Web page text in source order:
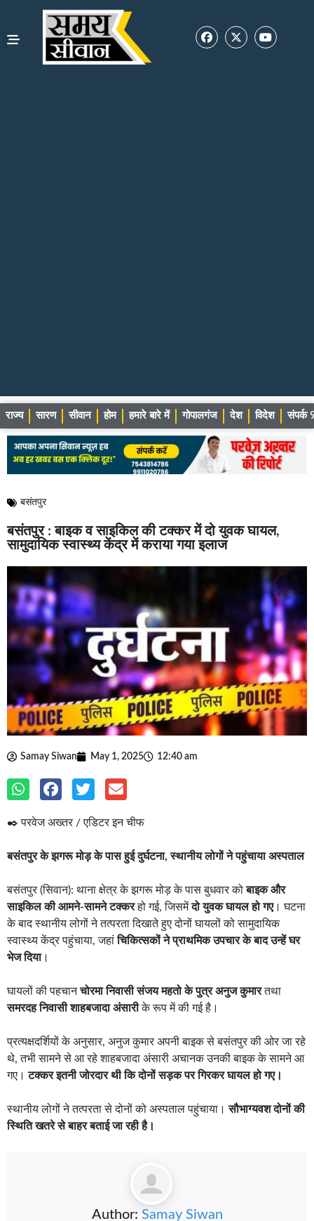
राज्य सारण सीवान होम हमारे बारे में गोपालगंज देश विदेश संपर्क
बसंतपुर
बसंतपुर : बाइक व साइकिल की टक्कर में दो युवक घायल,
सामुदायिक स्वास्थ्य केंद्र में कराया गया इलाज
Samay Siwan May 1, 2025 12:40 am
✒️ परवेज अख्तर / एडिटर इन चीफ
बसंतपुर के झगरू मोड़ के पास हुई दुर्घटना, स्थानीय लोगों ने पहुंचाया अस्पताल
बसंतपुर (सिवान): थाना क्षेत्र के झगरू मोड़ के पास बुधवार कोबाइक और
साइकिल की आमने-सामने टक्करहो गई, जिसमेंदो युवक घायल हो गए। घटना
के बाद स्थानीय लोगों ने तत्परता दिखाते हुए दोनों घायलों को सामुदायिक
स्वास्थ्य केंद्र पहुंचाया, जहांचिकित्सकों ने प्राथमिक उपचार के बाद उन्हें घर
भेज दिया।
घायलों की पहचानचोरमा निवासी संजय महतो के पुत्र अनुज कुमारतथा
समरदह निवासी शाहबजादा अंसारीके रूप में की गई है।
प्रत्यक्षदर्शियों के अनुसार, अनुज कुमार अपनी बाइक से बसंतपुर की ओर जा रहे
थे, तभी सामने से आ रहे शाहबजादा अंसारी अचानक उनकी बाइक के सामने आ
गए।टक्कर इतनी जोरदार थी कि दोनों सड़क पर गिरकर घायल हो गए।
स्थानीय लोगों ने तत्परता से दोनों को अस्पताल पहुंचाया।सौभाग्यवश दोनों की
स्थिति खतरे से बाहर बताई जा रही है।
Author: Samay Siwan